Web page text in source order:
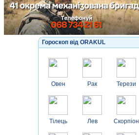
Гороскоп від ORAKUL
Овен
Тілець
Рак
Лев
Терези
Скорпіон